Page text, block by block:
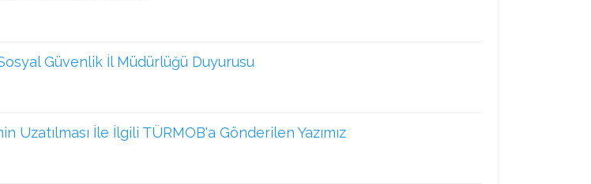
Güvenlik İl Müdürlüğü Duyurusu
İle İlgili TÜRMOB'a Gönderilen Yazımız